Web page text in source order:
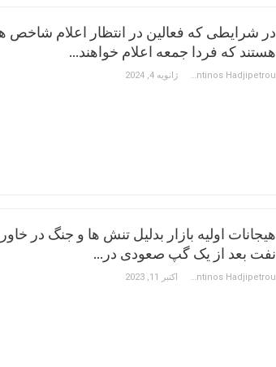
در شرایطی که فعالین در انتظار اعلام شاخص
هستند که فردا جمعه اعلام خواهند…
Constantinos Hadjipetrou ژانویه 4, 2024
هیجانات اولیه بازار بدلیل تنش ها و جنگ در
نفت بعد از یک گپ صعودی در…
Constantinos Hadjipetrou اکتبر 11, 2023